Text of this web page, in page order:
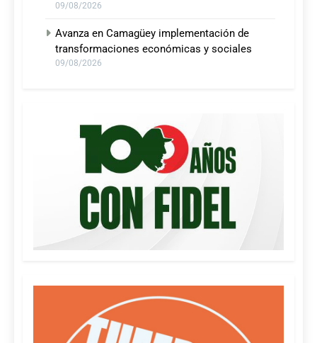
09/08/2026
Avanza en Camagüey implementación de
transformaciones económicas y sociales
09/08/2026